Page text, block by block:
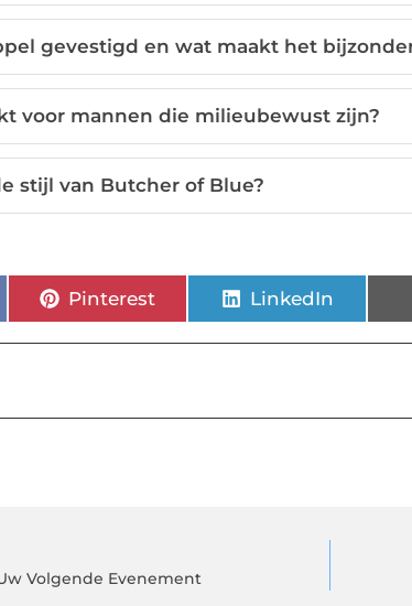
gevestigd en wat maakt het
voor mannen die milieubewust zijn?
stijl van Butcher of Blue?
Pinterest LinkedIn
Volgende Evenement